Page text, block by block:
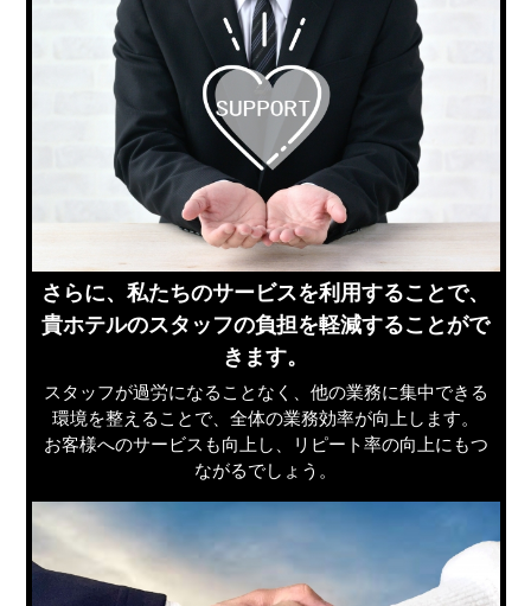
さらに、私たちのサービスを利用することで、
貴ホテルのスタッフの負担を軽減することがで
きます。
スタッフが過労になることなく、他の業務に集中できる
環境を整えることで、全体の業務効率が向上します。
お客様へのサービスも向上し、リピート率の向上にもつ
ながるでしょう。